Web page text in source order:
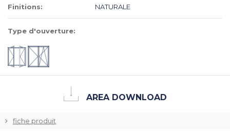
Finitions: NATURALE
Type d'ouverture:
AREA DOWNLOAD
fiche produit